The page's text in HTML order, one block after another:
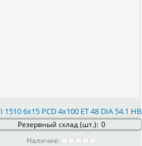
1510 6x15 PCD 4x100 ET 48 DIA 54.1 HB
Резервный склад (шт.): 0
Наличие: